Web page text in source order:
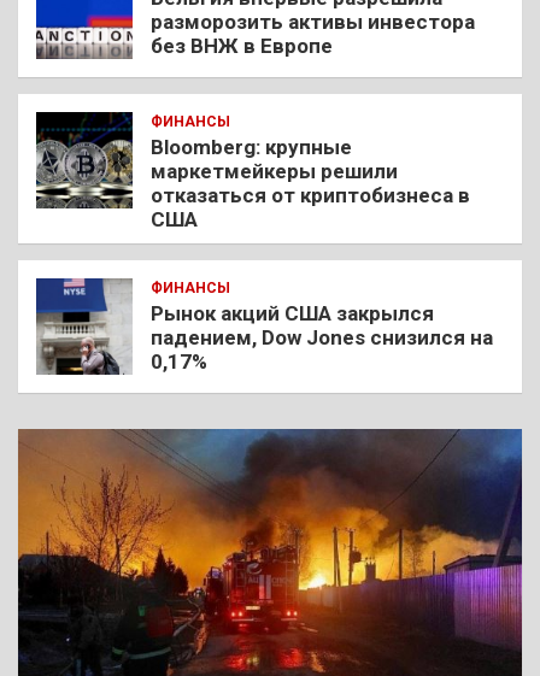
разморозить активы инвестора
без ВНЖ в Европе
ФИНАНСЫ
Bloomberg: крупные
маркетмейкеры решили
отказаться от криптобизнеса в
США
ФИНАНСЫ
Рынок акций США закрылся
падением, Dow Jones снизился на
0,17%